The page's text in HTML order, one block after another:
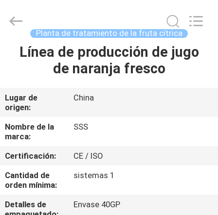
PRODUCTOS
LOS
SOBRE
Machinery
Technology
Reserved.
Planta de tratamiento de la fruta cítrica
Línea de producción de jugo
de naranja fresco
Lugar de
origen:
China
Nombre de la
marca:
SSS
Certificación:
CE / ISO
Cantidad de
orden mínima:
sistemas 1
Detalles de
Envase 40GP